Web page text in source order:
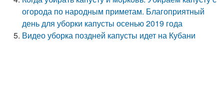
огорода по народным приметам. Благоприятный
день для уборки капусты осенью 2019 года
Видео уборка поздней капусты идет на Кубани